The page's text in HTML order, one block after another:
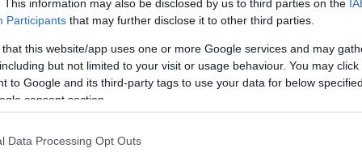
This information may also be disclosed by us to third parties on the
Participants that may further disclose it to other third parties.
that this website/app uses one or more Google services and may
but not limited to your visit or usage behaviour. You may
to Google and its third-party tags to use your data for below
consent section.
Data Processing Opt Outs
Πολίτικη Κουζίνα Χταπόδι Ιταλική Κουζίνα